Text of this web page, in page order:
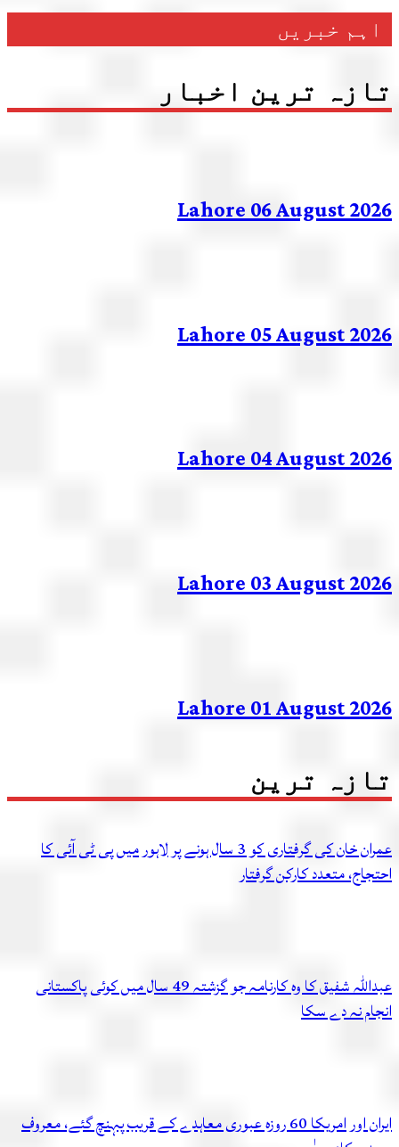
خبریں
ترین اخبار
Lahore 06 August
Lahore 05 August
Lahore 04 August
Lahore 03 August
Lahore 01 August
ترین
عمران خان کی گرفتاری کو 3 سال ہونے پر لاہور میں پی ٹی آئی کا
متعدد کارکن گرفتار
عبداللہ شفیق کا وہ کارنامہ جو گزشتہ 49 سال میں کوئی پاکستانی
نہ دے سکا
ایران اور امریکا 60 روزہ عبوری معاہدے کے قریب پہنچ گئے، معروف